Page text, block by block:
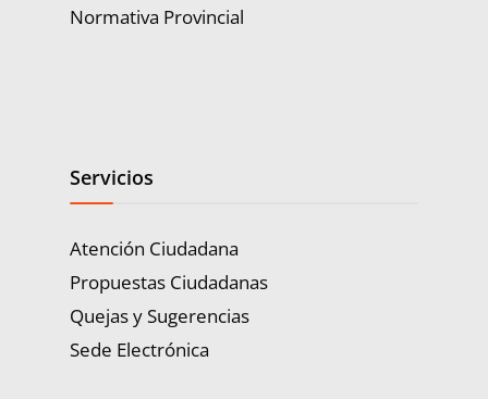
Normativa Provincial
Servicios
Atención Ciudadana
Propuestas Ciudadanas
Quejas y Sugerencias
Sede Electrónica